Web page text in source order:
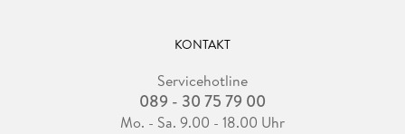
KONTAKT
Servicehotline
089 - 30 75 79 00
Mo. - Sa. 9.00 - 18.00 Uhr